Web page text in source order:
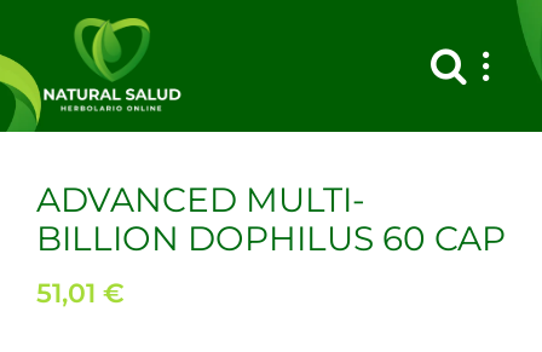
contenido
ADVANCED MULTI-
BILLION DOPHILUS 60 CAP
51,01 €